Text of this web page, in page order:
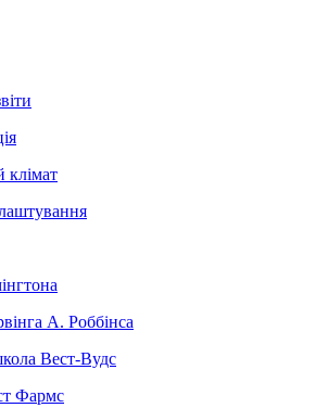
клімат
А. Роббінса
Вест-Вудс
Фармс